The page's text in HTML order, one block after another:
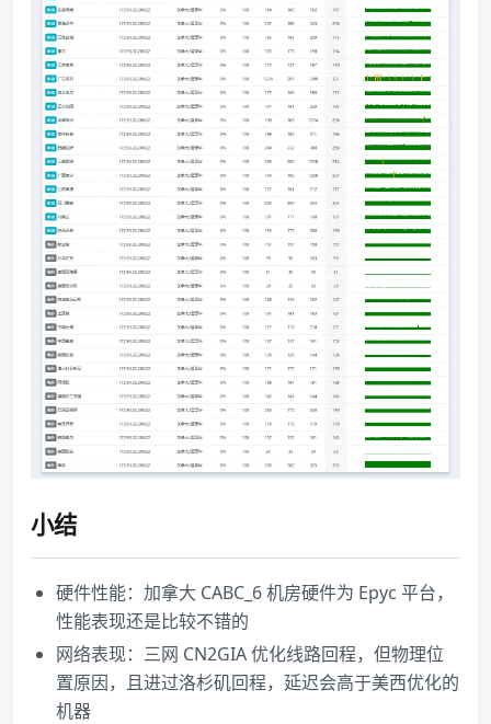
小结
硬件性能：加拿大 CABC_6 机房硬件为 Epyc 平台，
性能表现还是比较不错的
网络表现：三网 CN2GIA 优化线路回程，但物理位
置原因，且进过洛杉矶回程，延迟会高于美西优化的
机器